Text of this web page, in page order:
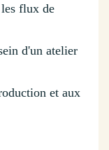
flux de
d'un atelier
et aux